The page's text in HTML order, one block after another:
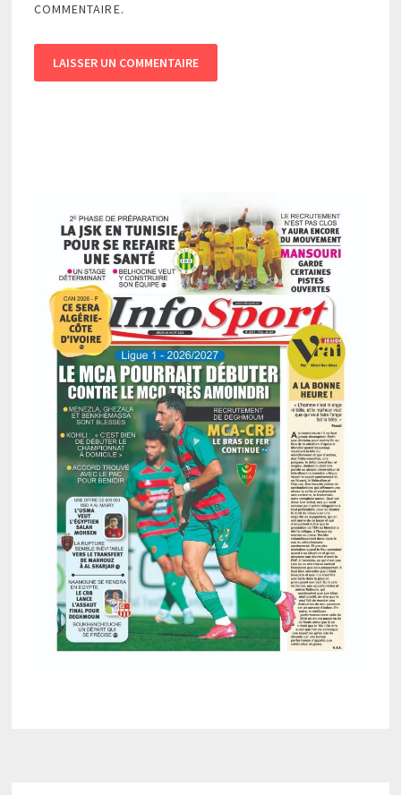
COMMENTAIRE.